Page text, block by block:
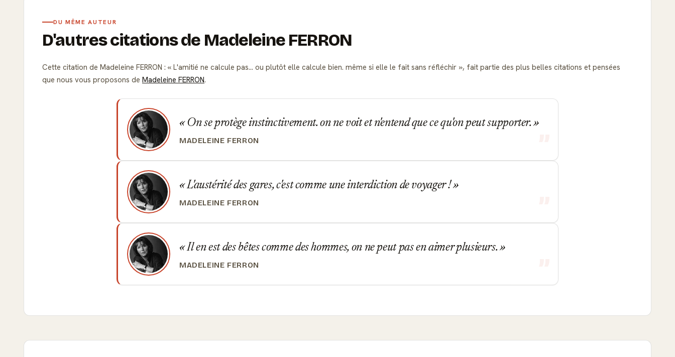
DU MÊME AUTEUR
D'autres citations de Madeleine FERRON
Cette citation de Madeleine FERRON : L'amitié ne calcule pas... ou plutôt elle calcule bien. même si elle le fait sans réfléchir
, fait partie des plus belles citations et pensées
que nous vous proposons de Madeleine FERRON.
On se protège instinctivement. on ne voit et n'entend que ce qu'on peut supporter.
MADELEINE FERRON
L'austérité des gares, c'est comme une interdiction de voyager !
MADELEINE FERRON
Il en est des bêtes comme des hommes, on ne peut pas en aimer plusieurs.
MADELEINE FERRON